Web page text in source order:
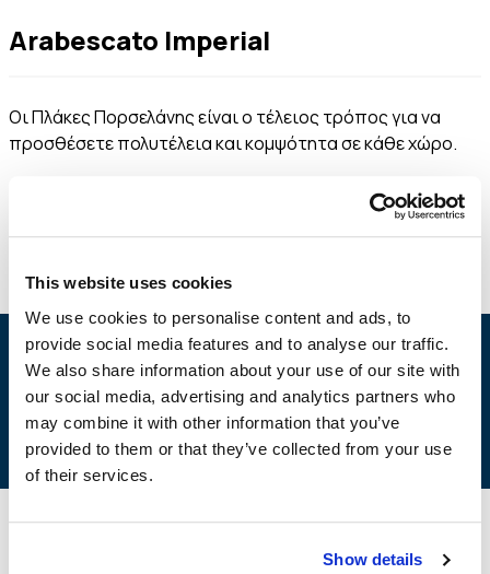
This website uses cookies
We use cookies to personalise content and ads, to
provide social media features and to analyse our traffic.
We also share information about your use of our site with
our social media, advertising and analytics partners who
may combine it with other information that you’ve
provided to them or that they’ve collected from your use
of their services.
Show details
Arabescato Imperial
Οι Πλάκες Πορσελάνης είναι ο τέλειος τρόπος για να
προσθέσετε πολυτέλεια και κομψότητα σε κάθε χώρο.